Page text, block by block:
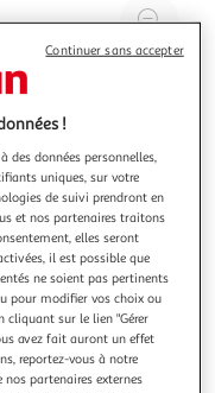
à
vient d'apprendre au
marié avec
!
des données personnelles,
uniques, sur votre
de suivi prendront en
et nos partenaires traitons
elles seront
il est possible que
ne soient pas pertinents
pour modifier vos choix ou
cliquant sur le lien "Gérer
avez fait auront un effet
reportez-vous à notre
partenaires externes
Continuer sans accepter